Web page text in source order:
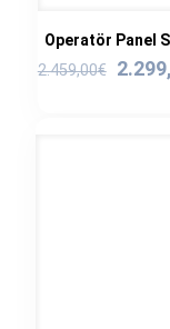
Operatör Panel
2.459,00€